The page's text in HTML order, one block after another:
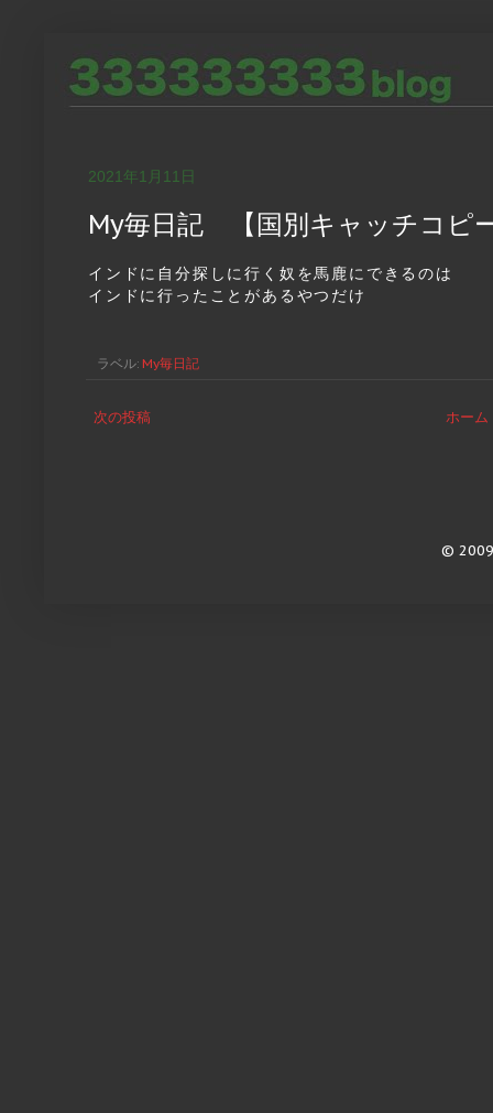
2021年1月11日
My毎日記 【国別キャッチコピ
インドに自分探しに行く奴を馬鹿にできるのは
インドに行ったことがあるやつだけ
ラベル: My毎日記
次の投稿 ホーム
©